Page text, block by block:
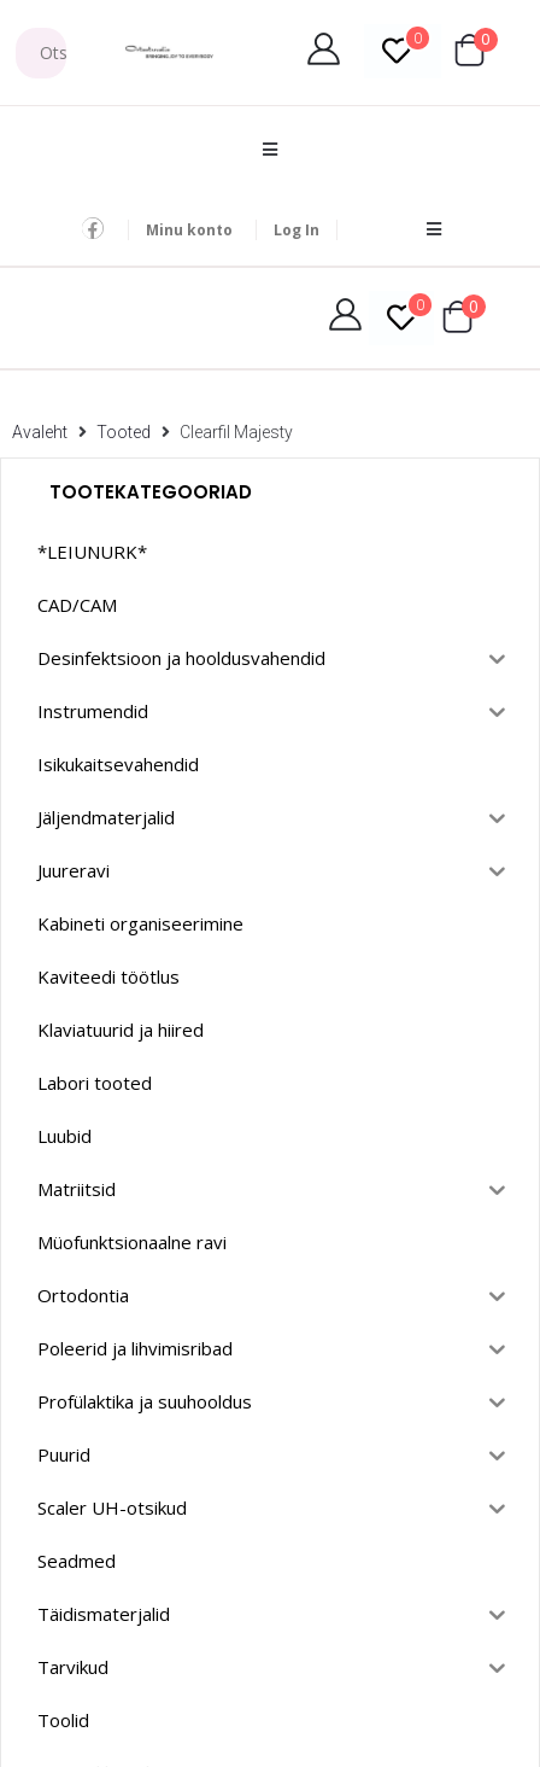
0 0
Minu konto Log In
0 0
Avaleht Tooted Clearfil Majesty
TOOTEKATEGOORIAD
*LEIUNURK*
CAD/CAM
Desinfektsioon ja hooldusvahendid
Instrumendid
Isikukaitsevahendid
Jäljendmaterjalid
Juureravi
Kabineti organiseerimine
Kaviteedi töötlus
Klaviatuurid ja hiired
Labori tooted
Luubid
Matriitsid
Müofunktsionaalne ravi
Ortodontia
Poleerid ja lihvimisribad
Profülaktika ja suuhooldus
Puurid
Scaler UH-otsikud
Seadmed
Täidismaterjalid
Tarvikud
Toolid